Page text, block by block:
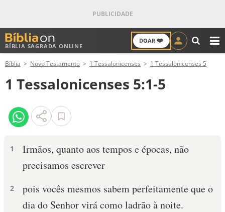
BÍBLIA SAGRADA ONLINE
DOAR ❤️
ANTIGO TESTAMENTO
NOVO TESTAMENTO
VERSÍCULOS
PALAVRA DO DIA
SALMO DO DIA
Bíblia Novo Testamento 1 Tessalonicenses 1 Tessalonicenses 5
1 Tessalonicenses 5:1-5
1
Irmãos, quanto aos tempos e épocas, não
precisamos escrever
2
pois vocês mesmos sabem perfeitamente que o
dia do Senhor virá como ladrão à noite.